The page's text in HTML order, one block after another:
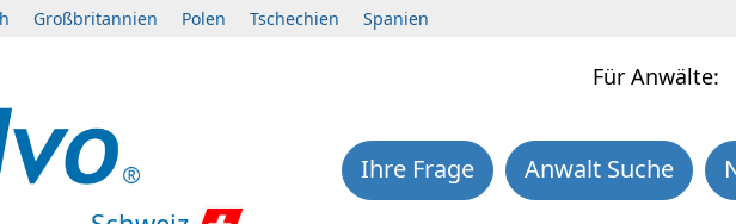
Großbritannien Polen Tschechien Spanien
Für Anwälte:
Anwalt Suche
Ihre Frage